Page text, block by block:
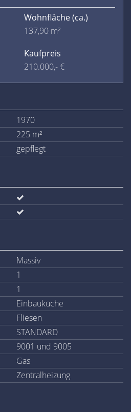
Wohnfläche(ca.)
137,90 m²
Kaufpreis
210.000,- €
1970
225 m²
gepflegt
Massiv
1
1
Einbauküche
Fliesen
STANDARD
9001 und 9005
Gas
Zentralheizung